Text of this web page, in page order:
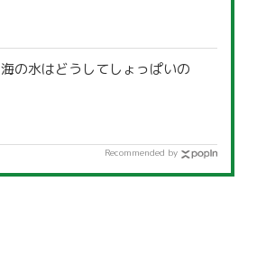
海の水はどうしてしょっぱいの
Recommended by